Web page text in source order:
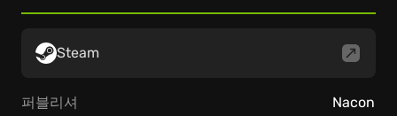
Steam
퍼블리셔 Nacon